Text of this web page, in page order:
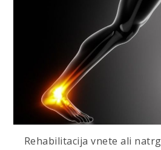
Rehabilitacija vnete ali